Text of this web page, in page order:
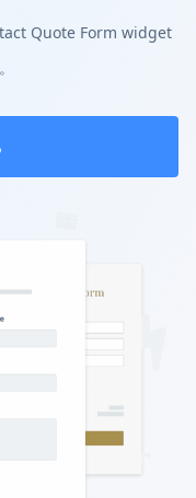
Quote Form widget